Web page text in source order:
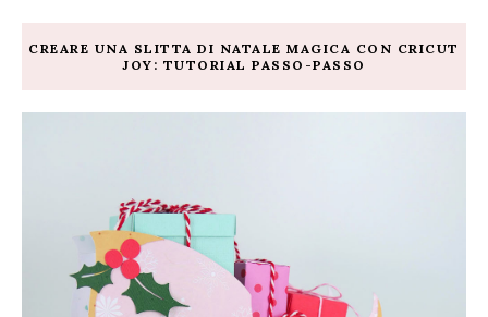
CREARE UNA SLITTA DI NATALE MAGICA CON CRICUT
JOY: TUTORIAL PASSO-PASSO